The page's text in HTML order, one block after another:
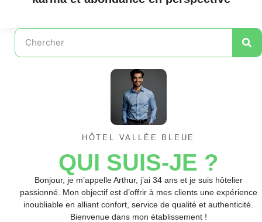
HÔTEL VALLÉE BLEUE
QUI SUIS-JE ?
Bonjour, je m’appelle Arthur, j’ai 34 ans et je suis hôtelier
passionné. Mon objectif est d’offrir à mes clients une expérience
inoubliable en alliant confort, service de qualité et authenticité.
Bienvenue dans mon établissement !